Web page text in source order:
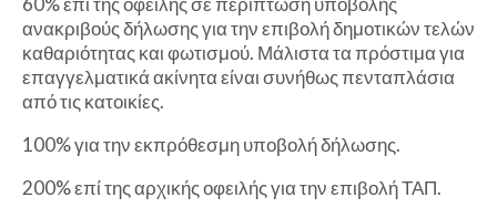
ανακριβούς δήλωσης για την επιβολή δημοτικών τελών
καθαριότητας και φωτισμού. Μάλιστα τα πρόστιμα για
επαγγελματικά ακίνητα είναι συνήθως πενταπλάσια
από τις κατοικίες.
100% για την εκπρόθεσμη υποβολή δήλωσης.
200% επί της αρχικής οφειλής για την επιβολή ΤΑΠ.